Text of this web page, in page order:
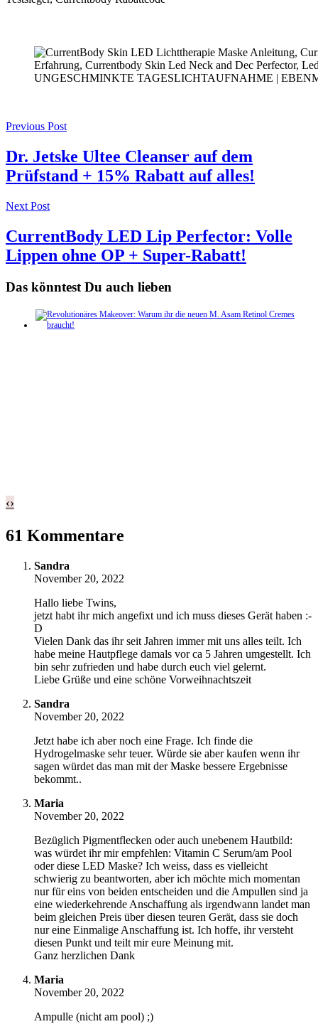
UNGESCHMINKTE TAGESLICHTAUFNAHME |
Post
navigation
Previous Post
Dr. Jetske Ultee Cleanser auf dem
Prüfstand + 15% Rabatt auf alles!
Next Post
CurrentBody LED Lip Perfector: Volle
Lippen ohne OP + Super-Rabatt!
Das könntest Du auch lieben
‹›
61 Kommentare
Sandra
November 20, 2022
Hallo liebe Twins,
jetzt habt ihr mich angefixt und ich muss dieses Gerät haben :-
D
Vielen Dank das ihr seit Jahren immer mit uns alles teilt. Ich
habe meine Hautpflege damals vor ca 5 Jahren umgestellt. Ich
bin sehr zufrieden und habe durch euch viel gelernt.
Liebe Grüße und eine schöne Vorweihnachtszeit
Sandra
November 20, 2022
Jetzt habe ich aber noch eine Frage. Ich finde die
Hydrogelmaske sehr teuer. Würde sie aber kaufen wenn ihr
sagen würdet das man mit der Maske bessere Ergebnisse
bekommt..
Maria
November 20, 2022
Bezüglich Pigmentflecken oder auch unebenem Hautbild:
was würdet ihr mir empfehlen: Vitamin C Serum/am Pool
oder diese LED Maske? Ich weiss, dass es vielleicht
schwierig zu beantworten, aber ich möchte mich momentan
nur für eins von beiden entscheiden und die Ampullen sind ja
eine wiederkehrende Anschaffung als irgendwann landet man
beim gleichen Preis über diesen teuren Gerät, dass sie doch
nur eine Einmalige Anschaffung ist. Ich hoffe, ihr versteht
diesen Punkt und teilt mir eure Meinung mit.
Ganz herzlichen Dank
Maria
November 20, 2022
Ampulle (nicht am pool) ;)